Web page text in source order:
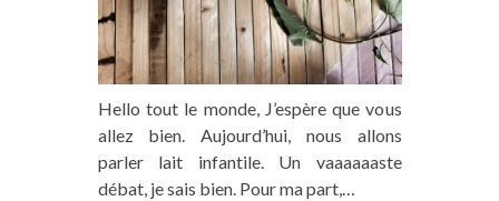
Hello tout le monde, J’espère que vous
allez bien. Aujourd’hui, nous allons
parler lait infantile. Un vaaaaaaste
débat, je sais bien. Pour ma part,…